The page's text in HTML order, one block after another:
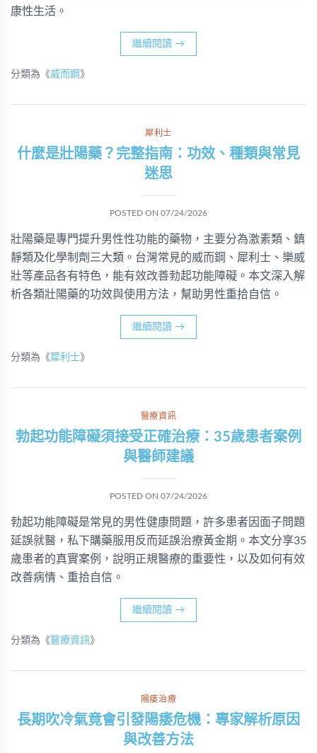
康性生活。
繼續閱讀 →
分類為《威而鋼 》
犀利士
什麼是壯陽藥？完整指南：功效、種類與常見
迷思
POSTED ON 07/24/2026
壯陽藥是專門提升男性性功能的藥物，主要分為激素類、鎮
靜類及化學制劑三大類。台灣常見的威而鋼、犀利士、樂威
壯等產品各有特色，能有效改善勃起功能障礙。本文深入解
析各類壯陽藥的功效與使用方法，幫助男性重拾自信。
繼續閱讀 →
分類為《犀利士》
醫療資訊
勃起功能障礙須接受正確治療：35歲患者案例
與醫師建議
POSTED ON 07/24/2026
勃起功能障礙是常見的男性健康問題，許多患者因面子問題
延誤就醫，私下購藥服用反而延誤治療黃金期。本文分享35
歲患者的真實案例，說明正規醫療的重要性，以及如何有效
改善病情、重拾自信。
繼續閱讀 →
分類為《醫療資訊》
陽痿治療
長期吹冷氣竟會引發陽痿危機：專家解析原因
與改善方法